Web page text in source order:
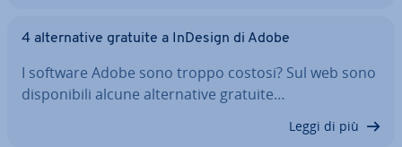
4 al­ter­na­ti­ve gratuite a InDesign di Adobe
I software Adobe sono troppo costosi? Sul web sono
di­spo­ni­bi­li alcune al­ter­na­ti­ve gratuite…
Leggi di più